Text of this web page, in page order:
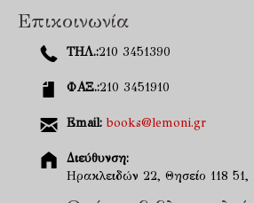
Επικοινωνία
ΤΗΛ.:210 3451390
ΦΑΞ.:210 3451910
Email: books@lemoni.gr
Διεύθυνση:
Ηρακλειδών 22, Θησείο 118